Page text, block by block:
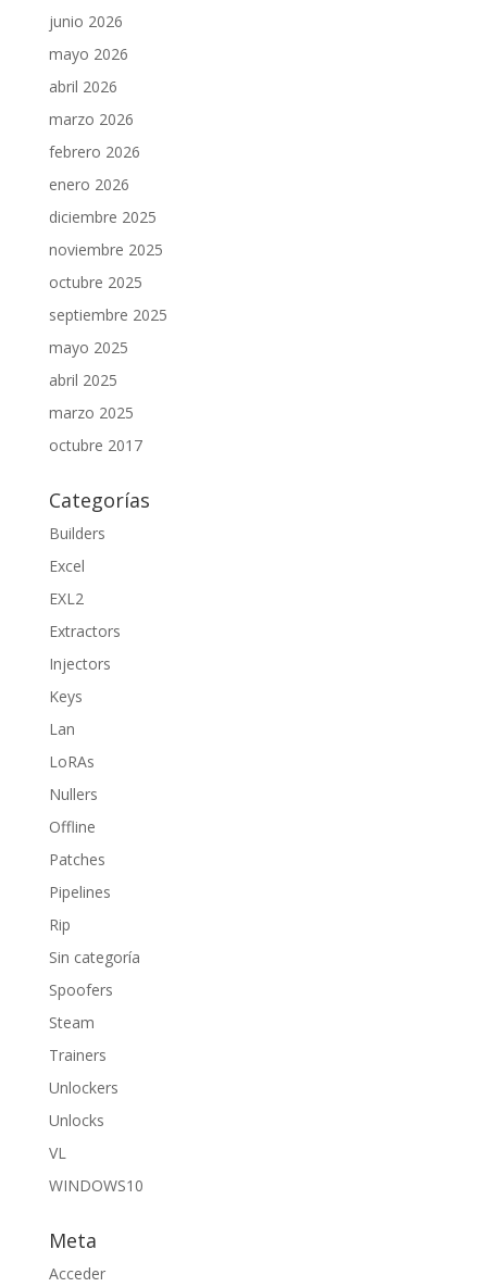
junio 2026
mayo 2026
abril 2026
marzo 2026
febrero 2026
enero 2026
diciembre 2025
noviembre 2025
octubre 2025
septiembre 2025
mayo 2025
abril 2025
marzo 2025
octubre 2017
Categorías
Builders
Excel
EXL2
Extractors
Injectors
Keys
Lan
LoRAs
Nullers
Offline
Patches
Pipelines
Rip
Sin categoría
Spoofers
Steam
Trainers
Unlockers
Unlocks
VL
WINDOWS10
Meta
Acceder